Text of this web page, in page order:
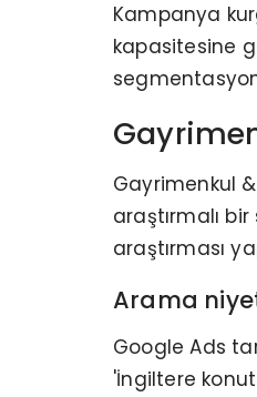
Kampanya
kapasitesine
Gayrimenkul
araştırmalı
araştırması
Arama
Google Ads
'İngiltere